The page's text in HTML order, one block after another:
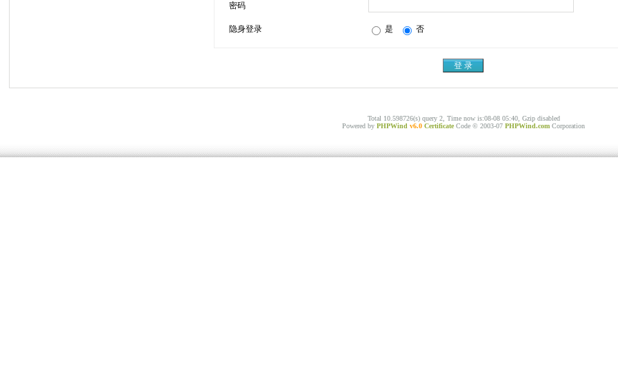
密码
隐身登录 是 否
Total 10.598726(s) query 2, Time now is:08-08 05:40, Gzip disabled
Powered by PHPWind v6.0 Certificate Code © 2003-07 PHPWind.com Corporation